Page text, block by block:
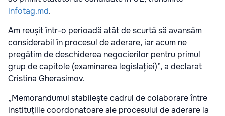
infotag.md.
Am reușit într-o perioadă atât de scurtă să avansăm
considerabil în procesul de aderare, iar acum ne
pregătim de deschiderea negocierilor pentru primul
grup de capitole (examinarea legislației)”, a declarat
Cristina Gherasimov.
„Memorandumul stabilește cadrul de colaborare între
instituțiile coordonatoare ale procesului de aderare la